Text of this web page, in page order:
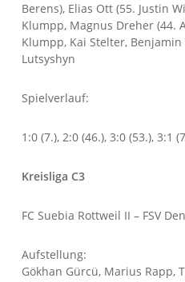
Berens), Elias Ott (55. Justin
Klumpp, Magnus Dreher (44.
Klumpp, Kai Stelter,
Lutsyshyn
Spielverlauf:
1:0 (7.), 2:0 (46.), 3:0 (53.), 3:1
Kreisliga C3
FC Suebia Rottweil II –
Aufstellung:
Gökhan Gürcü, Marius Rapp,